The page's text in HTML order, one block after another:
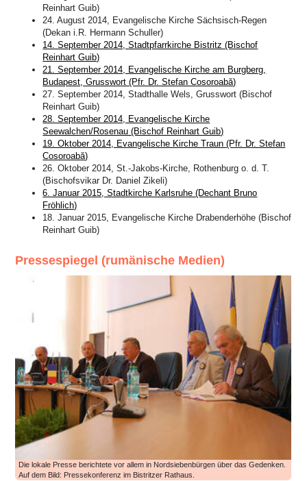
Reinhart Guib)
24. August 2014, Evangelische Kirche Sächsisch-Regen
(Dekan i.R. Hermann Schuller)
14. September 2014, Stadtpfarrkirche Bistritz (Bischof
Reinhart Guib)
21. September 2014, Evangelische Kirche am Burgberg,
Budapest, Grusswort (Pfr. Dr. Stefan Cosoroabă)
27. September 2014, Stadthalle Wels, Grusswort (Bischof
Reinhart Guib)
28. September 2014, Evangelische Kirche
Seewalchen/Rosenau (Bischof Reinhart Guib)
19. Oktober 2014, Evangelische Kirche Traun (Pfr. Dr. Stefan
Cosoroabă)
26. Oktober 2014, St.-Jakobs-Kirche, Rothenburg o. d. T.
(Bischofsvikar Dr. Daniel Zikeli)
6. Januar 2015, Stadtkirche Karlsruhe (Dechant Bruno
Fröhlich)
18. Januar 2015, Evangelische Kirche Drabenderhöhe (Bischof
Reinhart Guib)
Pressespiegel (rumänische Medien)
Die lokale Presse berichtete vor allem in Nordsiebenbürgen über das Gedenken.
Auf dem Bild: Pressekonferenz im Bistritzer Rathaus.